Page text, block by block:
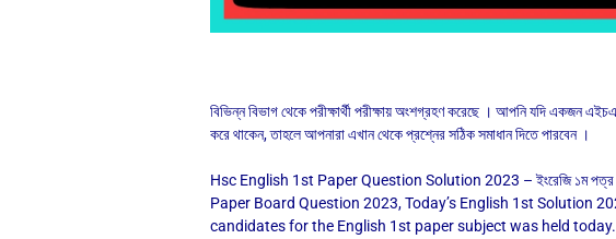
বিভিন্ন বিভাগ থেকে পরীক্ষার্থী পরীক্ষায় অংশগ্রহণ করেছে । আপনি যদি একজন
করে থাকেন, তাহলে আপনারা এখান থেকে প্রশ্নের সঠিক সমাধান দিতে পারবেন ।
Hsc English 1st Paper Question Solution 2023 – ইংরেজি ১ম পত্র
Paper Board Question 2023, Today’s English 1st Solution
candidates for the English 1st paper subject was held